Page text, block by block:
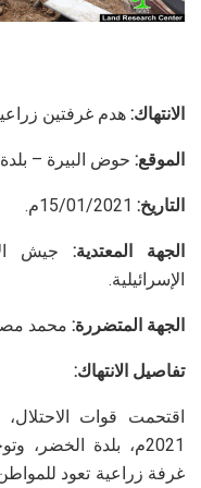
الانتهاك: هدم غرفتين
الموقع: حوض البيرة –
التاريخ:
الجهة المعتدية: جيش
الإسرائيلية.
الجهة المتضررة: محمد
تفاصيل الانتهاك:
2021م، بلدة
غرفة زراعية تعود